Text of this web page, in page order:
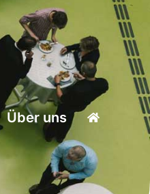
Über uns